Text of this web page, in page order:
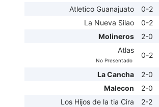
Atletico Guanajuato
0-2
La Nueva Silao
0-2
Molineros
2-0
Atlas
No Presentado
0-2
La Cancha 2-0
Malecon
2-0
Los Hijos de la tia Cira
2-2